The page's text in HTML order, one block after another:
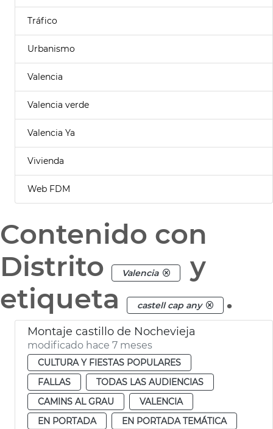
Tráfico
Urbanismo
Valencia
Valencia verde
Valencia Ya
Vivienda
Web FDM
Contenido con
Distrito
Valencia
y
etiqueta
castell cap any .
Montaje castillo de Nochevieja
modificado hace 7 meses
CULTURA Y FIESTAS POPULARES
FALLAS
TODAS LAS AUDIENCIAS
CAMINS AL GRAU
VALENCIA
EN PORTADA
EN PORTADA TEMÁTICA